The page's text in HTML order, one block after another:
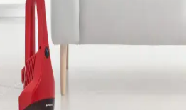
ve Özellikleriyle Elektronik
mekanik, ergonomik ve portatif
performans ve güvenilirlik sunar.
dostu tasarımıyla teknoloji